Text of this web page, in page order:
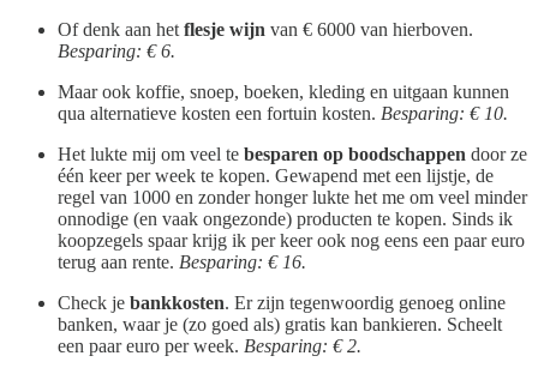
Of denk aan het flesje wijn van € 6000 van hierboven.
Besparing: € 6.
Maar ook koffie, snoep, boeken, kleding en uitgaan kunnen
qua alternatieve kosten een fortuin kosten. Besparing: € 10.
Het lukte mij om veel te besparen op boodschappen door ze
één keer per week te kopen. Gewapend met een lijstje, de
regel van 1000 en zonder honger lukte het me om veel minder
onnodige (en vaak ongezonde) producten te kopen. Sinds ik
koopzegels spaar krijg ik per keer ook nog eens een paar euro
terug aan rente. Besparing: € 16.
Check je bankkosten. Er zijn tegenwoordig genoeg online
banken, waar je (zo goed als) gratis kan bankieren. Scheelt
een paar euro per week. Besparing: € 2.